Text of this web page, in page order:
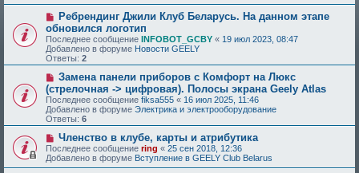
Ребрендинг Джили Клуб Беларусь. На данном этапе
обновился логотип
Последнее сообщение INFOBOT_GCBY « 19 июл 2023, 08:47
Добавлено в форуме Новости GEELY
Ответы: 2
Замена панели приборов с Комфорт на Люкс
(стрелочная -> цифровая). Полосы экрана Geely Atlas
Последнее сообщение fiksa555 « 16 июл 2025, 11:46
Добавлено в форуме Электрика и электрооборудование
Ответы: 6
Членство в клубе, карты и атрибутика
Последнее сообщение ring « 25 сен 2018, 12:36
Добавлено в форуме Вступление в GEELY Club Belarus